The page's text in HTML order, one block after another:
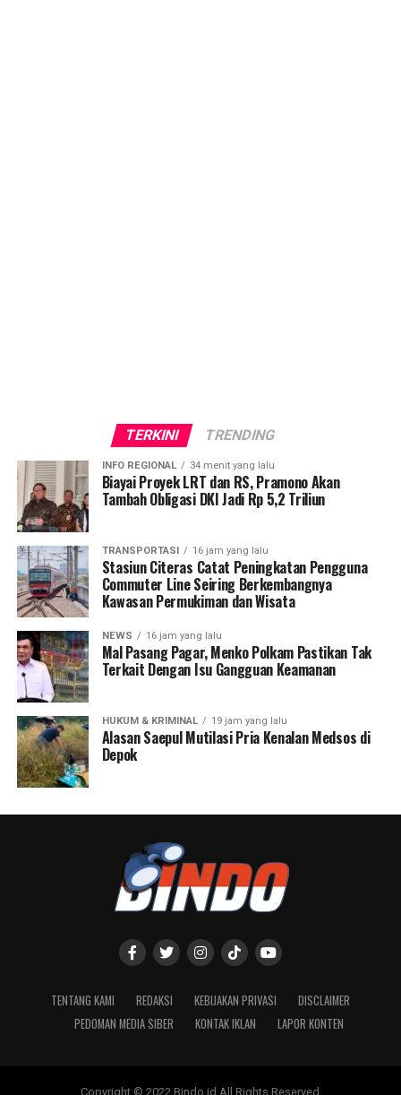
Jakarta (Bindo.id) – Untuk meingkatkan pelayanan
kepada para pelanggan Loko Café, KAI Services kini
menambah layanan Loko Food Truck di Stasiun Pasar
Senen, Jakarta. Hadir di depan area parkir double
Decker, Loko Food Truck menghadirkan memu-menu
ingin bersantai sambil menunggu kereta api.
menu-menu seperti Cuank!, Bakso Enak, serta minuman
segar seperti Loko Gula Aren dan aneka jenis kopo